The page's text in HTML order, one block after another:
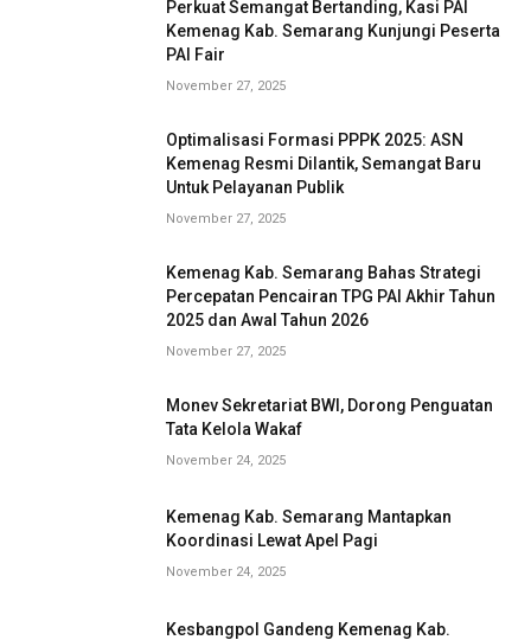
Perkuat Semangat Bertanding, Kasi PAI
Kemenag Kab. Semarang Kunjungi Peserta
PAI Fair
November 27, 2025
Optimalisasi Formasi PPPK 2025: ASN
Kemenag Resmi Dilantik, Semangat Baru
Untuk Pelayanan Publik
November 27, 2025
Kemenag Kab. Semarang Bahas Strategi
Percepatan Pencairan TPG PAI Akhir Tahun
2025 dan Awal Tahun 2026
November 27, 2025
Monev Sekretariat BWI, Dorong Penguatan
Tata Kelola Wakaf
November 24, 2025
Kemenag Kab. Semarang Mantapkan
Koordinasi Lewat Apel Pagi
November 24, 2025
Kesbangpol Gandeng Kemenag Kab.